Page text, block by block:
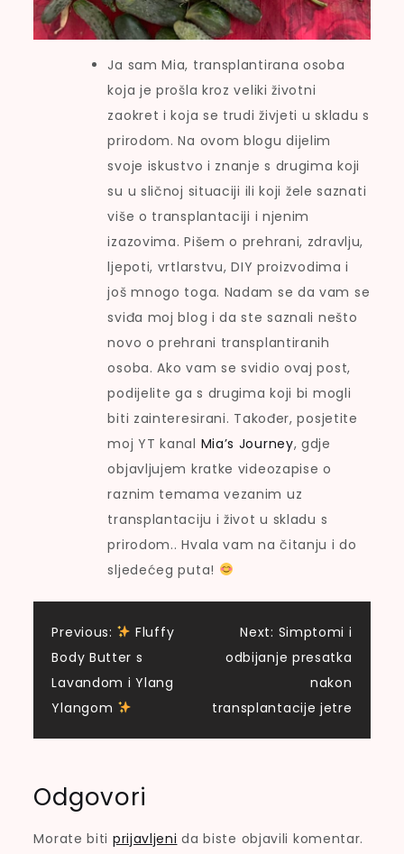
Ja sam Mia, transplantirana osoba
koja je prošla kroz veliki životni
zaokret i koja se trudi živjeti u skladu s
prirodom. Na ovom blogu dijelim
svoje iskustvo i znanje s drugima koji
su u sličnoj situaciji ili koji žele saznati
više o transplantaciji i njenim
izazovima. Pišem o prehrani, zdravlju,
ljepoti, vrtlarstvu, DIY proizvodima i
još mnogo toga. Nadam se da vam se
sviđa moj blog i da ste saznali nešto
novo o prehrani transplantiranih
osoba. Ako vam se svidio ovaj post,
podijelite ga s drugima koji bi mogli
biti zainteresirani. Također, posjetite
moj YT kanal Mia’s Journey, gdje
objavljujem kratke videozapise o
raznim temama vezanim uz
transplantaciju i život u skladu s
prirodom.. Hvala vam na čitanju i do
sljedećeg puta!
Navigacija
objava
Previous:
Fluffy
Body Butter s
Lavandom i Ylang
Ylangom
Next: Simptomi i
odbijanje presatka
nakon
transplantacije jetre
Odgovori
Morate biti prijavljeni da biste objavili komentar.